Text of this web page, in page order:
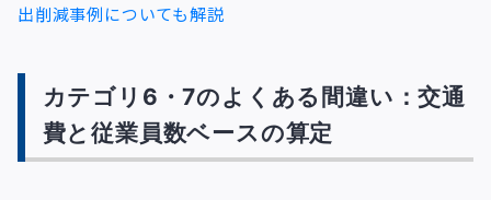
出削減事例についても解説
カテゴリ6・7のよくある間違い：交通
費と従業員数ベースの算定